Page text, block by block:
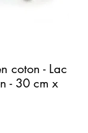
coton - Lac
- 30 cm x